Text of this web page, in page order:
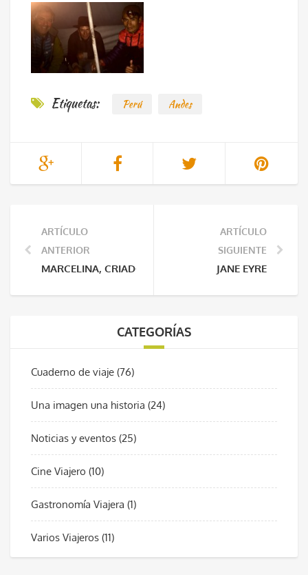
Etiquetas: Perú Andes
ARTÍCULO
ANTERIOR
MARCELINA, CRIADORA DE COBAYAS
ARTÍCULO
SIGUIENTE
JANE EYRE
CATEGORÍAS
Cuaderno de viaje (76)
Una imagen una historia (24)
Noticias y eventos (25)
Cine Viajero (10)
Gastronomía Viajera (1)
Varios Viajeros (11)